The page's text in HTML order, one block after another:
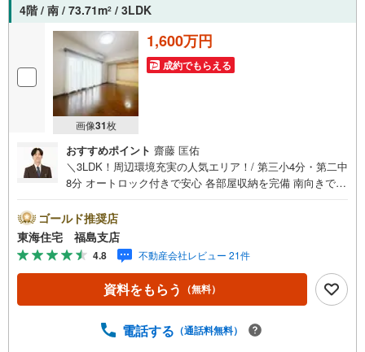
4階 / 南 / 73.71m2 / 3LDK
画像31枚
1,600万円
成約でもらえる
おすすめポイント 齋藤 匡佑
＼3LDK！周辺環境充実の人気エリア！/ 第三小4分・第二中
8分 オートロック付きで安心 各部屋収納を完備 南向きで日
密着不動産会社です！福島県出身スタッフが中心で、地元
を熟知した暮らし目線のご提案が強み。Google口コミでも
4.7の高評価をいただいています！実際のお客様の声も、ぜ
ひ参考になさってください。＼住宅ローンのご相談は無料
です！/「通るかな…？」と不安な段階でも大丈夫です。自
己資金が少ない方のご相談実績もあります。無理な営業は
将来のことを一緒にゆっくり考えます！ 小さなお子様連れ
ゴールド推奨店
東海住宅 福島支店
4.8 不動産会社レビュー 21件
資料をもらう （無料）
電話する （通話料無料）